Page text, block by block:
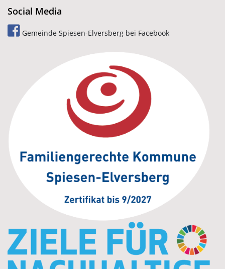
Social Media
Gemeinde Spiesen-Elversberg bei Facebook